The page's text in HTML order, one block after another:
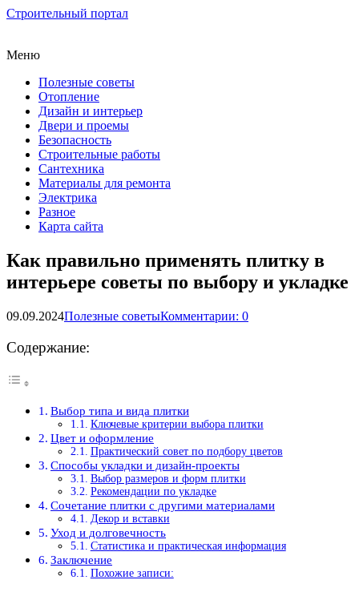
Строительный портал
Меню
Полезные советы
Отопление
Дизайн и интерьер
Двери и проемы
Безопасность
Строительные работы
Сантехника
Материалы для ремонта
Электрика
Разное
Карта сайта
Как правильно применять плитку в
интерьере советы по выбору и укладке
09.09.2024Полезные советыКомментарии: 0
Содержание:
Выбор типа и вида плитки
Ключевые критерии выбора плитки
Цвет и оформление
Практический совет по подбору цветов
Способы укладки и дизайн-проекты
Выбор размеров и форм плитки
Рекомендации по укладке
Сочетание плитки с другими материалами
Декор и вставки
Уход и долговечность
Статистика и практическая информация
Заключение
Похожие записи: